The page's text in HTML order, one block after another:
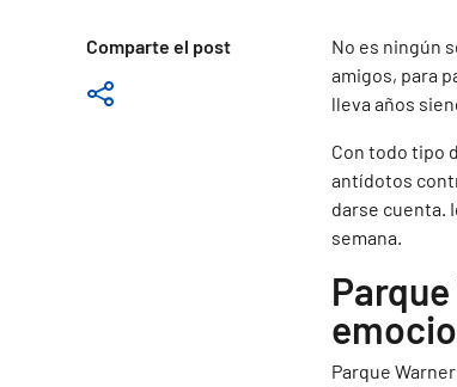
Comparte el post
No es ningún
amigos, para
lleva años
Con todo tipo
antídotos
darse cuenta.
semana.
Parque